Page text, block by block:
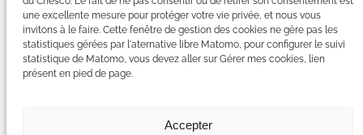
une excellente mesure pour protéger votre vie privée, et nous vous
invitons à le faire. Cette fenêtre de gestion des cookies ne gère pas les
statistiques gérées par l'aternative libre Matomo, pour configurer le suivi
statistique de Matomo, vous devez aller sur Gérer mes cookies, lien
présent en pied de page.
Accepter
Plan du site
Nous rejoindre